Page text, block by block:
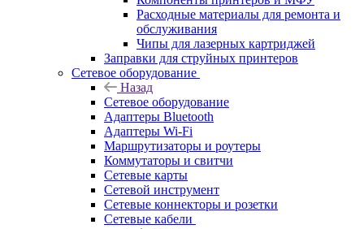
Расходные материалы для ремонта и
обслуживания
Чипы для лазерных картриджей
Заправки для струйных принтеров
Сетевое оборудование
Назад
Сетевое оборудование
Адаптеры Bluetooth
Адаптеры Wi-Fi
Маршрутизаторы и роутеры
Коммутаторы и свитчи
Сетевые карты
Сетевой инструмент
Сетевые коннекторы и розетки
Сетевые кабели